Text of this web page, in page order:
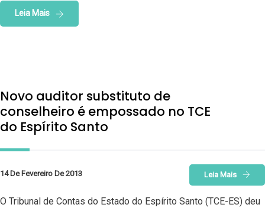
Leia Mais
Novo auditor substituto de
conselheiro é empossado no TCE
do Espírito Santo
14 De Fevereiro De 2013 Leia Mais
O Tribunal de Contas do Estado do Espírito Santo (TCE-ES) deu